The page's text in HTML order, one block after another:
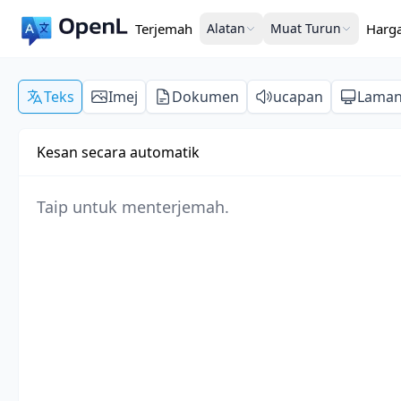
Terjemah Alatan Muat Turun
Teks Imej Dokumen ucapan
Kesan secara automatik